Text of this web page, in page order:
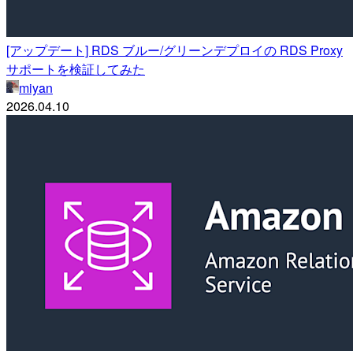
[アップデート] RDS ブルー/グリーンデプロイの RDS Proxy
サポートを検証してみた
miyan
2026.04.10